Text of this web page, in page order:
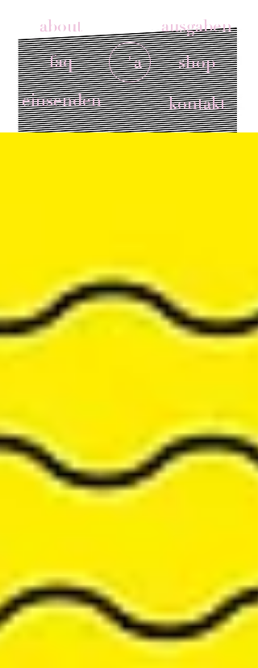
about
ausgaben
faq
shop
'a
einsenden
kontakt